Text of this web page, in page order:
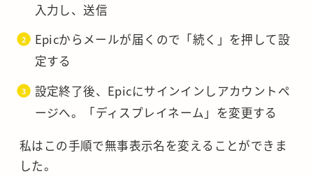
入力し、送信
Epicからメールが届くので「続く」を押して設
定する
設定終了後、Epicにサインインしアカウントペ
ージへ。「ディスプレイネーム」を変更する
私はこの手順で無事表示名を変えることができま
した。